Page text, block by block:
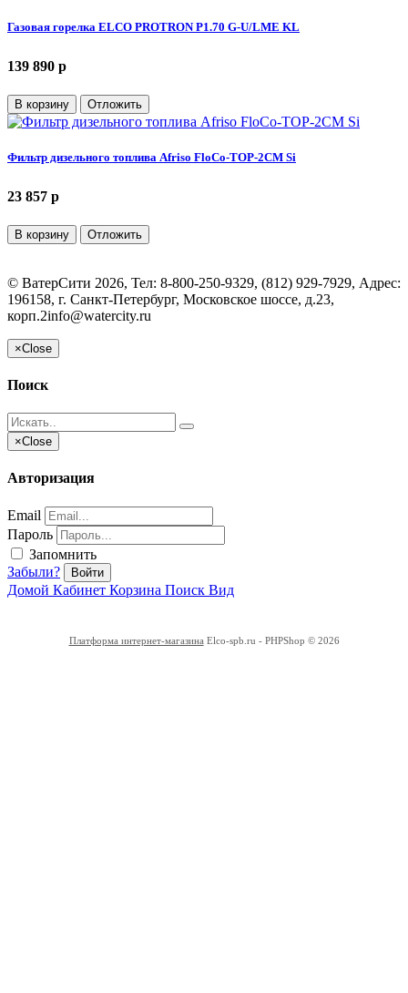
Газовая горелка ELCO PROTRON P1.70 G-U/LME KL
139 890 p
В корзину Отложить
Фильтр дизельного топлива Afriso FloCo-TOP-2СM Si
23 857 p
В корзину Отложить
© ВатерСити 2026, Тел: 8-800-250-9329, (812) 929-7929, Адрес:
196158, г. Санкт-Петербург, Московское шоссе, д.23,
корп.2info@watercity.ru
×Close
Поиск
×Close
Авторизация
Email
Пароль
Запомнить
Забыли?
Войти
Домой Кабинет Корзина Поиск Вид
Платформа интернет-магазина Elco-spb.ru - PHPShop © 2026